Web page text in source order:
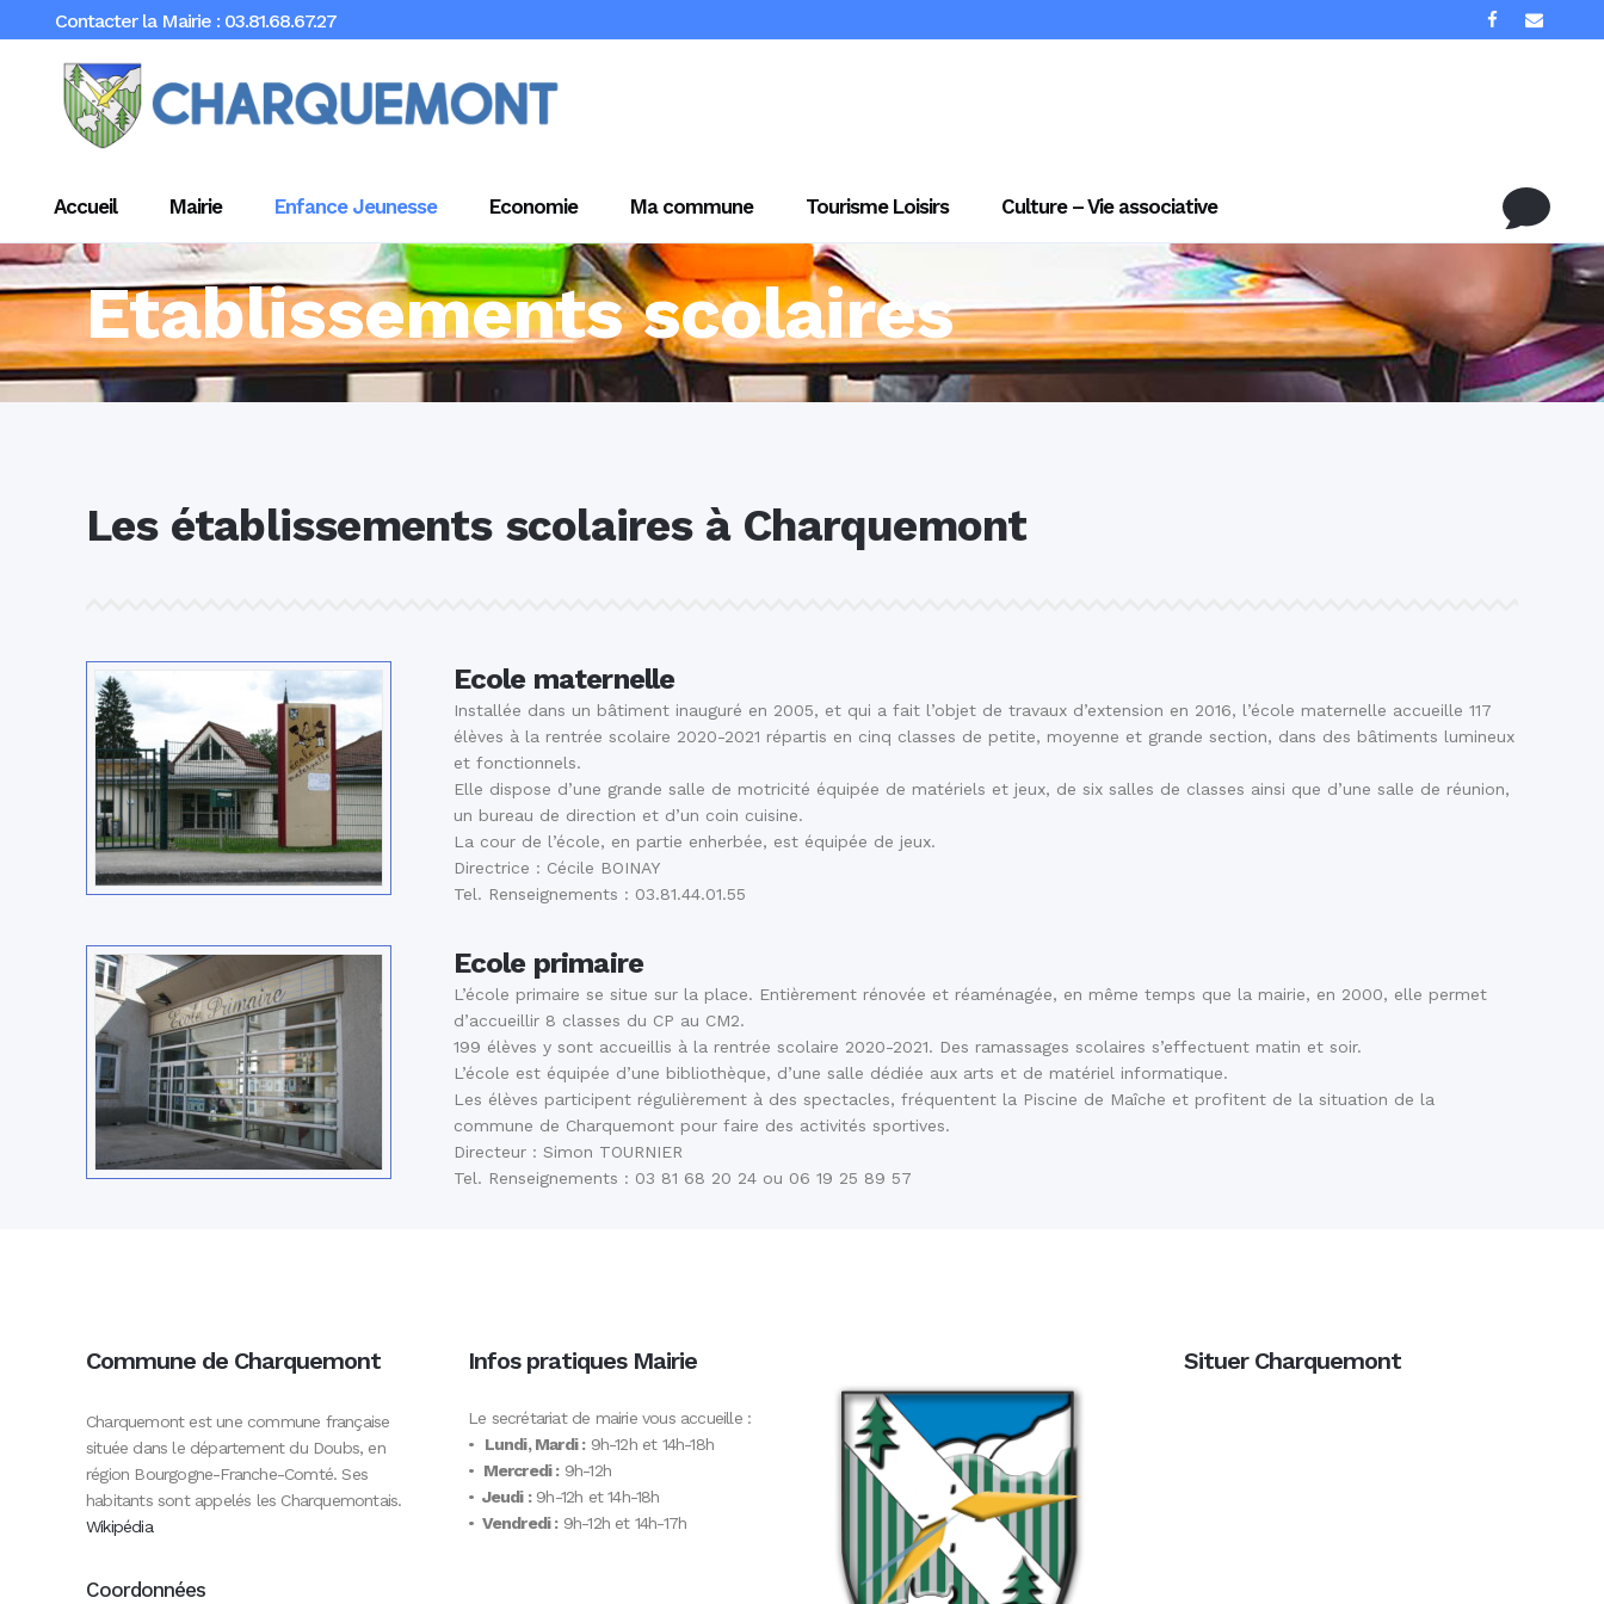
Contacter la Mairie : 03.81.68.67.27
Accueil Mairie Enfance Jeunesse Economie Ma commune Tourisme Loisirs Culture – Vie associative
Etablissements scolaires
Les établissements scolaires à Charquemont
Ecole maternelle
Installée dans un bâtiment inauguré en 2005, et qui a fait l’objet de travaux d’extension en 2016, l’école maternelle accueille 117
élèves à la rentrée scolaire 2020-2021 répartis en cinq classes de petite, moyenne et grande section, dans des bâtiments lumineux
et fonctionnels.
Elle dispose d’une grande salle de motricité équipée de matériels et jeux, de six salles de classes ainsi que d’une salle de réunion,
un bureau de direction et d’un coin cuisine.
La cour de l’école, en partie enherbée, est équipée de jeux.
Directrice : Cécile BOINAY
Tel. Renseignements : 03.81.44.01.55
Ecole primaire
L’école primaire se situe sur la place. Entièrement rénovée et réaménagée, en même temps que la mairie, en 2000, elle permet
d’accueillir 8 classes du CP au CM2.
199 élèves y sont accueillis à la rentrée scolaire 2020-2021. Des ramassages scolaires s’effectuent matin et soir.
L’école est équipée d’une bibliothèque, d’une salle dédiée aux arts et de matériel informatique.
Les élèves participent régulièrement à des spectacles, fréquentent la Piscine de Maîche et profitent de la situation de la
commune de Charquemont pour faire des activités sportives.
Directeur : Simon TOURNIER
Tel. Renseignements : 03 81 68 20 24 ou 06 19 25 89 57
Commune de Charquemont
Charquemont est une commune française
située dans le département du Doubs, en
région Bourgogne-Franche-Comté. Ses
habitants sont appelés les Charquemontais.
Wikipédia
Coordonnées
Infos pratiques Mairie
Le secrétariat de mairie vous accueille :
• Lundi, Mardi :9h-12h et 14h-18h
• Mercredi :9h-12h
• Jeudi :9h-12h et 14h-18h
• Vendredi :9h-12h et 14h-17h
Situer Charquemont